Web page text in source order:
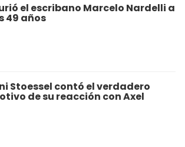
el escribano Marcelo Nardelli a
49 años
Stoessel contó el verdadero
de su reacción con Axel